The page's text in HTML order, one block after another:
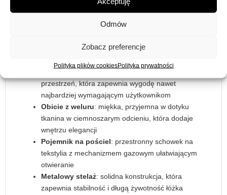
Odmów
Zobacz preferencje
Polityka plików cookiesPolityka prywatności
konstrukcji.
Armin 20:
przestrzeń, która zapewnia wygodę nawet
najbardziej wymagającym użytkownikom
Obicie z weluru: miękka, przyjemna w dotyku
tkanina w ciemnoszarym odcieniu, która dodaje
wnętrzu elegancji
Pojemnik na pościel: przestronny schowek na
tekstylia z mechanizmem gazowym ułatwiającym
otwieranie
Metalowy stelaż: solidna konstrukcja, która
zapewnia stabilność i długą żywotność łóżka